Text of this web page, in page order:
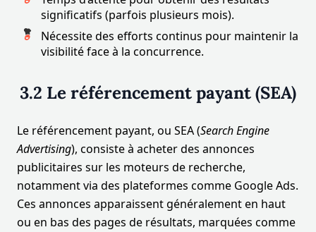
significatifs (parfois plusieurs mois).
Nécessite des efforts continus pour maintenir la
visibilité face à la concurrence.
3.2 Le référencement payant (SEA)
Le référencement payant, ou SEA (Search Engine
Advertising), consiste à acheter des annonces
publicitaires sur les moteurs de recherche,
notamment via des plateformes comme Google Ads.
Ces annonces apparaissent généralement en haut
ou en bas des pages de résultats, marquées comme